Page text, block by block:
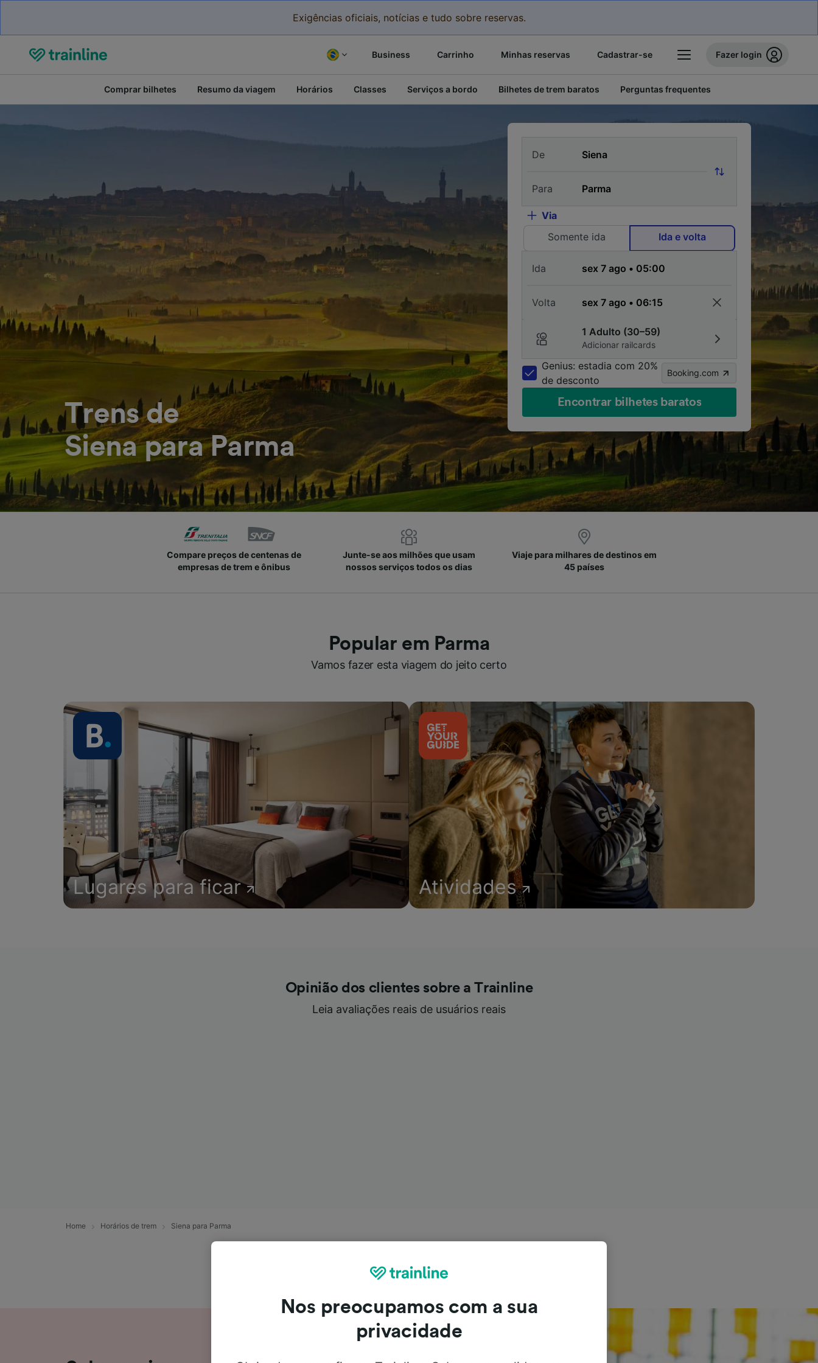
Exigências oficiais, notícias e tudo sobre reservas.
Business Carrinho Minhas reservas Cadastrar-se Fazer login
Comprar bilhetes Resumo da viagem Horários Classes Serviços a bordo Bilhetes de trem baratos Perguntas frequentes
Trens de
Siena para Parma
De
Para
Via
Somente ida
Ida e volta
Ida
Volta
1 Adulto (30–59)
Adicionar railcards
Genius: estadia com 20%
de desconto
Booking.com
Encontrar bilhetes baratos
Compare preços de centenas de
empresas de trem e ônibus
Junte-se aos milhões que usam
nossos serviços todos os dias
Viaje para milhares de destinos em
45 países
Popular em Parma
Vamos fazer esta viagem do jeito certo
Lugares para ficar Atividades
Opinião dos clientes sobre a Trainline
Leia avaliações reais de usuários reais
Home Horários de trem Siena para Parma
Nos preocupamos com a sua
privacidade